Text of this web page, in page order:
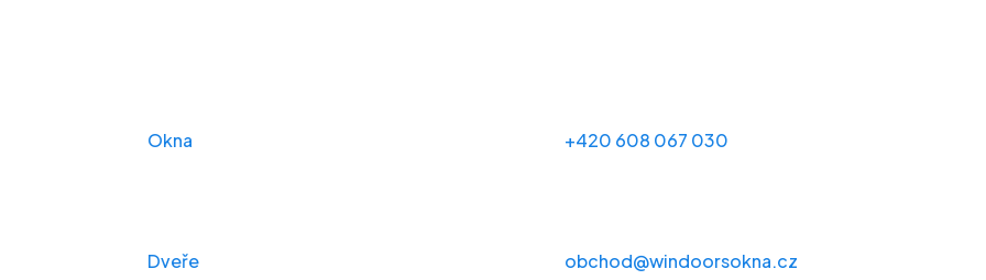
Okna
Dveře
+420 608 067 030
obchod@windoorsokna.cz